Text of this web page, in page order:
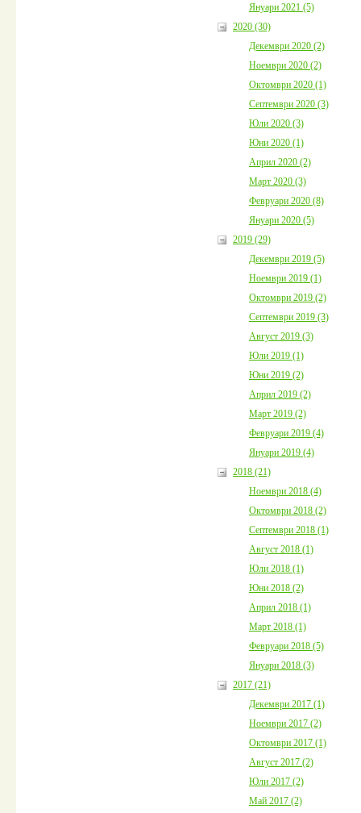
Януари 2021 (5)
2020 (30)
Декември 2020 (2)
Ноември 2020 (2)
Октомври 2020 (1)
Септември 2020 (3)
Юли 2020 (3)
Юни 2020 (1)
Април 2020 (2)
Март 2020 (3)
Февруари 2020 (8)
Януари 2020 (5)
2019 (29)
Декември 2019 (5)
Ноември 2019 (1)
Октомври 2019 (2)
Септември 2019 (3)
Август 2019 (3)
Юли 2019 (1)
Юни 2019 (2)
Април 2019 (2)
Март 2019 (2)
Февруари 2019 (4)
Януари 2019 (4)
2018 (21)
Ноември 2018 (4)
Октомври 2018 (2)
Септември 2018 (1)
Август 2018 (1)
Юли 2018 (1)
Юни 2018 (2)
Април 2018 (1)
Март 2018 (1)
Февруари 2018 (5)
Януари 2018 (3)
2017 (21)
Декември 2017 (1)
Ноември 2017 (2)
Октомври 2017 (1)
Август 2017 (2)
Юли 2017 (2)
Май 2017 (2)